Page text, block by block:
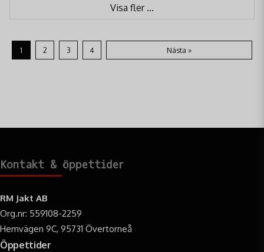
Visa fler ...
1 2 3 4 Nästa »
Kontakt & öppettider
RM Jakt AB
Org.nr: 559108-2259
Hemvägen 9C, 95731 Övertorneå
Öppettider